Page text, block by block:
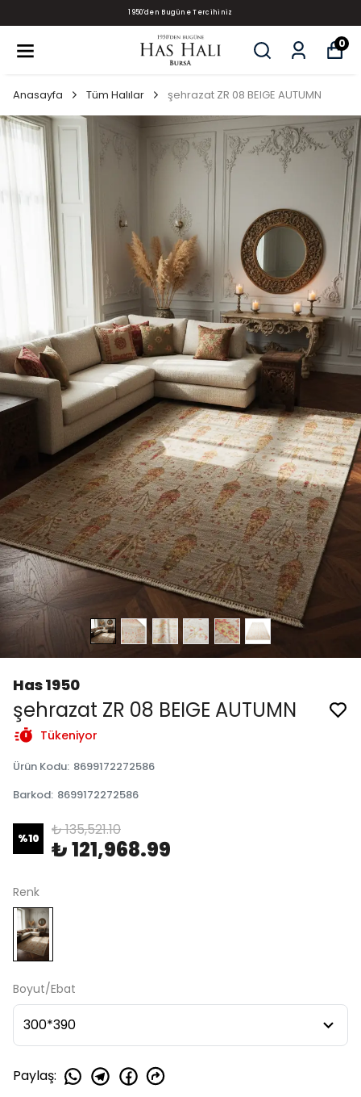
1950'den Bugüne Tercihiniz
0
Anasayfa Tüm Halılar şehrazat ZR 08 BEIGE AUTUMN
Has 1950
şehrazat ZR 08 BEIGE AUTUMN
Tükeniyor
Ürün Kodu: 8699172272586
Barkod: 8699172272586
%10 ₺ 135,521.10
₺ 121,968.99
Renk
Boyut/Ebat
Paylaş: